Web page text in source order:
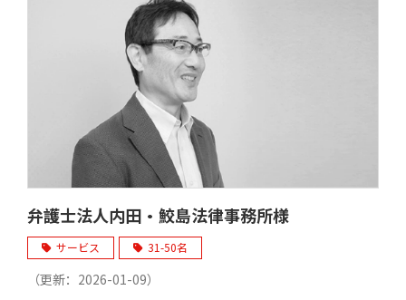
弁護士法人内田・鮫島法律事務所様
サービス 31-50名
（更新： 2026-01-09）